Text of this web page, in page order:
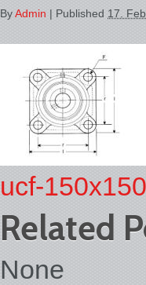
ByAdmin | Published 17.
ucf-150x150
Related
None